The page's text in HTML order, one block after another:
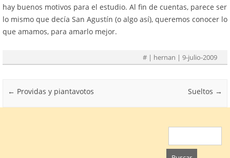
hay buenos motivos para el estudio. Al fin de cuentas, parece ser
lo mismo que decía San Agustín (o algo así), queremos conocer lo
que amamos, para amarlo mejor.
# | hernan | 9-julio-2009
Post navigation
← Providas y piantavotos Sueltos →